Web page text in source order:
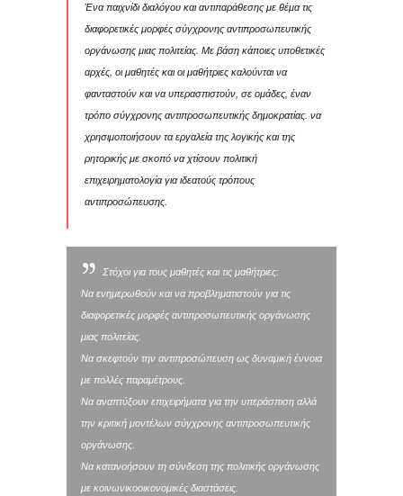
Ένα παιχνίδι διαλόγου και αντιπαράθεσης με θέμα τις
διαφορετικές μορφές σύγχρονης αντιπροσωπευτικής
οργάνωσης μιας πολιτείας. Με βάση κάποιες υποθετικές
αρχές, οι μαθητές και οι μαθήτριες καλούνται να
φανταστούν και να υπερασπιστούν, σε ομάδες, έναν
τρόπο σύγχρονης αντιπροσωπευτικής δημοκρατίας. να
χρησιμοποιήσουν τα εργαλεία της λογικής και της
ρητορικής με σκοπό να χτίσουν πολιτική
επιχειρηματολογία για ιδεατούς τρόπους
αντιπροσώπευσης.
Στόχοι για τους μαθητές και τις μαθήτριες:
Να ενημερωθούν και να προβληματιστούν για τις
διαφορετικές μορφές αντιπροσωπευτικής οργάνωσης
μιας πολιτείας.
Να σκεφτούν την αντιπροσώπευση ως δυναμική έννοια
με πολλές παραμέτρους.
Να αναπτύξουν επιχειρήματα για την υπεράσπιση αλλά
την κριτική μοντέλων σύγχρονης αντιπροσωπευτικής
οργάνωσης.
Να κατανοήσουν τη σύνδεση της πολιτικής οργάνωσης
με κοινωνικοοικονομικές διαστάσεις.